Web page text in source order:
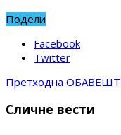
Подели
Facebook
Twitter
Претходна
Сличне вести